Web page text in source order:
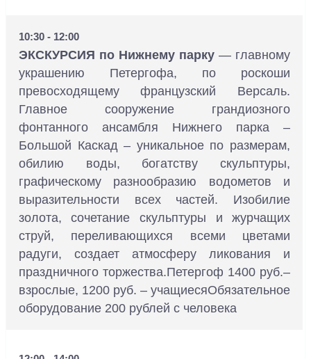
10:30 - 12:00
ЭКСКУРСИЯ по Нижнему парку— главному
украшению Петергофа, по роскоши
превосходящему французский Версаль.
Главное сооружение грандиозного
фонтанного ансамбля Нижнего парка –
Большой Каскад – уникальное по размерам,
обилию воды, богатству скульптуры,
графическому разнообразию водометов и
выразительности всех частей. Изобилие
золота, сочетание скульптуры и журчащих
струй, переливающихся всеми цветами
радуги, создает атмосферу ликования и
праздничного торжества.Петергоф 1400 руб.–
взрослые, 1200 руб. – учащиесяОбязательное
оборудование 200 рублей с человека